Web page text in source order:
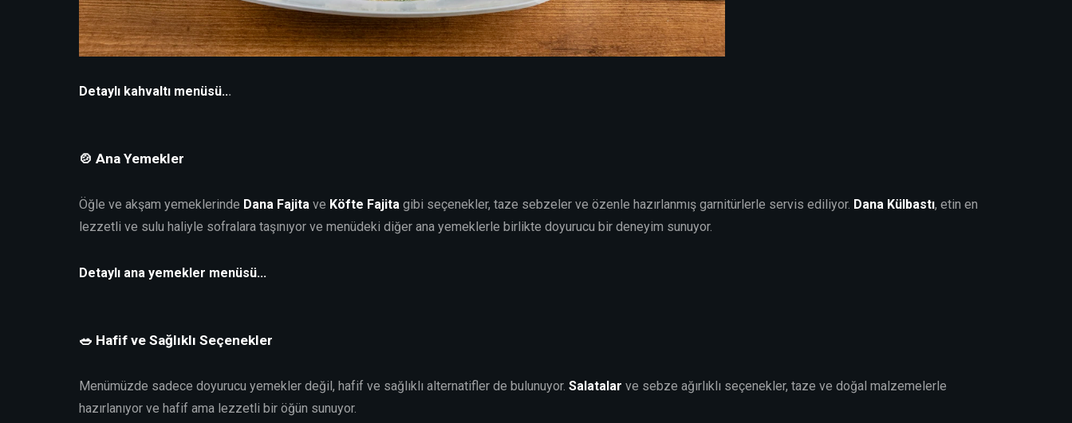
Detaylı kahvaltı menüsü...
🍲 Ana Yemekler
Öğle ve akşam yemeklerinde Dana Fajita ve Köfte Fajita gibi seçenekler, taze sebzeler ve özenle hazırlanmış garnitürlerle servis ediliyor. Dana Külbastı, etin en
lezzetli ve sulu haliyle sofralara taşınıyor ve menüdeki diğer ana yemeklerle birlikte doyurucu bir deneyim sunuyor.
Detaylı ana yemekler menüsü...
🥗 Hafif ve Sağlıklı Seçenekler
Menümüzde sadece doyurucu yemekler değil, hafif ve sağlıklı alternatifler de bulunuyor. Salatalar ve sebze ağırlıklı seçenekler, taze ve doğal malzemelerle
hazırlanıyor ve hafif ama lezzetli bir öğün sunuyor.